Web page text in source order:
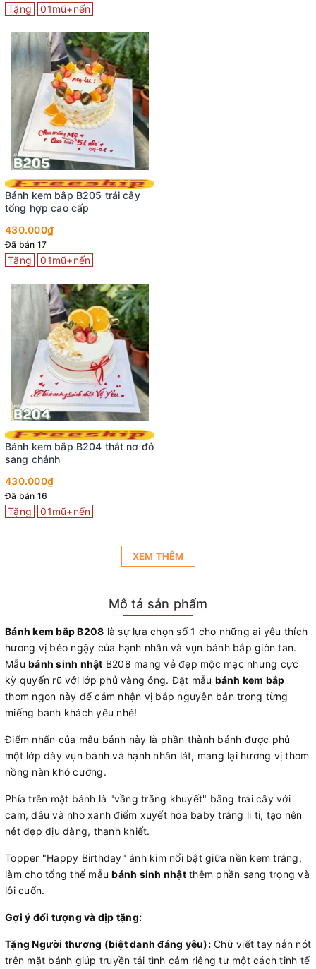
Tặng 01mũ+nến
Bánh kem bắp B205 trái cây
tổng hợp cao cấp
430.000₫
Đã bán 17
Tặng 01mũ+nến
Bánh kem bắp B204 thắt nơ đỏ
sang chảnh
430.000₫
Đã bán 16
Tặng 01mũ+nến
XEM THÊM
Mô tả sản phẩm
Bánh kem bắp B208 là sự lựa chọn số 1 cho những ai yêu thích
hương vị béo ngậy của hạnh nhân và vụn bánh bắp giòn tan.
Mẫu bánh sinh nhật B208 mang vẻ đẹp mộc mạc nhưng cực
kỳ quyến rũ với lớp phủ vàng óng. Đặt mẫu bánh kem bắp
thơm ngon này để cảm nhận vị bắp nguyên bản trong từng
miếng bánh khách yêu nhé!
Điểm nhấn của mẫu bánh này là phần thành bánh được phủ
một lớp dày vụn bánh và hạnh nhân lát, mang lại hương vị thơm
nồng nàn khó cưỡng.
Phía trên mặt bánh là "vầng trăng khuyết" bằng trái cây với
cam, dâu và nho xanh điểm xuyết hoa baby trắng li ti, tạo nên
nét đẹp dịu dàng, thanh khiết.
Topper "Happy Birthday" ánh kim nổi bật giữa nền kem trắng,
làm cho tổng thể mẫubánh sinh nhậtthêm phần sang trọng và
lôi cuốn.
Gợi ý đối tượng và dịp tặng:
Tặng Người thương (biệt danh đáng yêu):Chữ viết tay nắn nót
trên mặt bánh giúp truyền tải tình cảm riêng tư một cách tinh tế